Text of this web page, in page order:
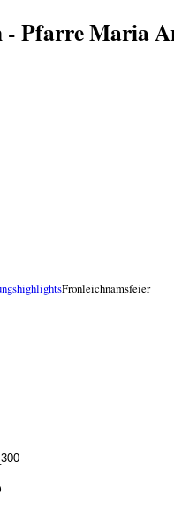
Pfarre Maria
Fronleichnamsfeier